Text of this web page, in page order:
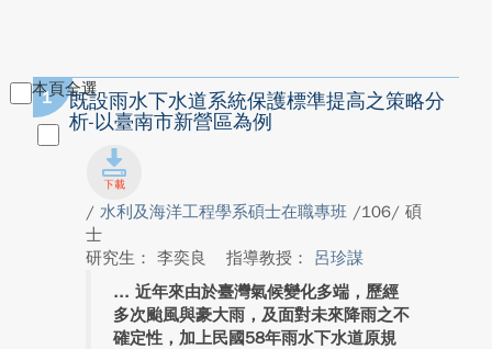
本頁全選
1
既設雨水下水道系統保護標準提高之策略分
析-以臺南市新營區為例
/ 水利及海洋工程學系碩士在職專班 /106/ 碩
士
研究生： 李奕良
指導教授： 呂珍謀
近年來由於臺灣氣候變化多端，歷經
多次颱風與豪大雨，及面對未來降雨之不
確定性，加上民國58年雨水下水道原規